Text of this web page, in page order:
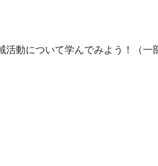
動について学んでみよう！（一